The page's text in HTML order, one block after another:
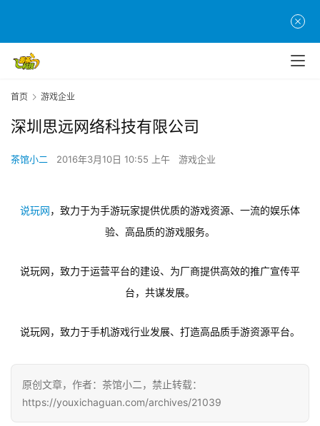
首
页
茶
创
游
戏
游
单
机
首页 游戏企业
深圳思远网络科技有限公司
茶馆小二 2016年3月10日 10:55 上午 游戏企业
说玩网，致力于为手游玩家提供优质的游戏资源、一流的娱乐体
验、高品质的游戏服务。
说玩网，致力于运营平台的建设、为厂商提供高效的推广宣传平
台，共谋发展。
说玩网，致力于手机游戏行业发展、打造高品质手游资源平台。
原创文章，作者：茶馆小二，禁止转载：
https://youxichaguan.com/archives/21039